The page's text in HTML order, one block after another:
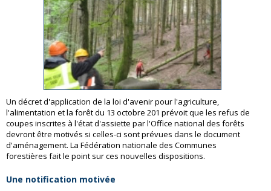
Un décret d'application de la loi d'avenir pour l'agriculture,
l'alimentation et la forêt du 13 octobre 201 prévoit que les refus de
coupes inscrites à l'état d'assiette par l'Office national des forêts
devront être motivés si celles-ci sont prévues dans le document
d'aménagement. La Fédération nationale des Communes
forestières fait le point sur ces nouvelles dispositions.
Une notification motivée